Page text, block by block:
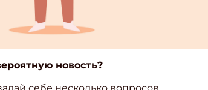
новость?
на рассылку